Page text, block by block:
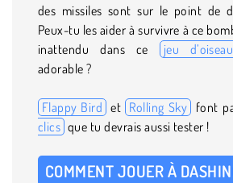
des missiles sont sur le point de
Peux-tu les aider à survivre à ce
inattendu dans ce
jeu
adorable ?
Flappy Bird et Rolling Sky font
clics que tu devrais aussi tester !
COMMENT JOUER À